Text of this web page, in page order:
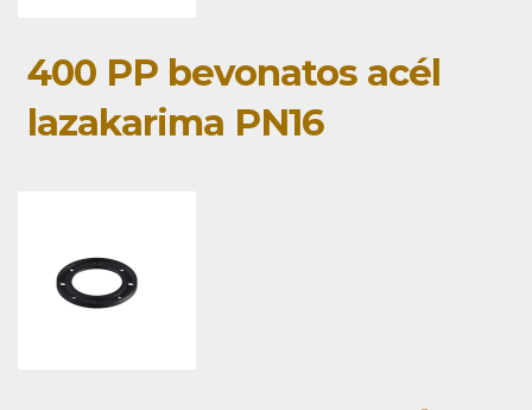
400 PP bevonatos acél
lazakarima PN16